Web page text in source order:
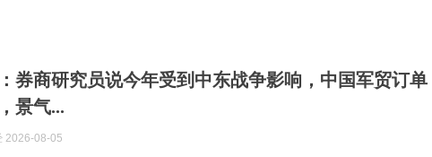
券商研究员说今年受到中东战争影响，中国军贸订单
景气...
2026-08-05